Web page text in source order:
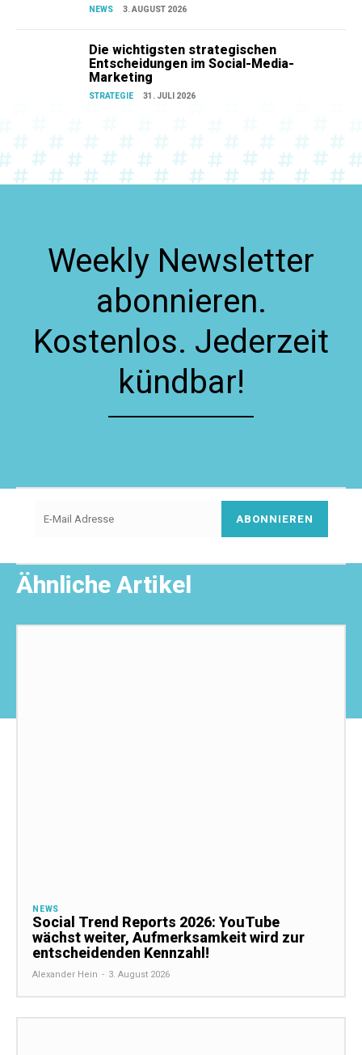
NEWS 3. AUGUST 2026
Die wichtigsten strategischen
Entscheidungen im Social-Media-
Marketing
STRATEGIE 31. JULI 2026
Weekly Newsletter
abonnieren.
Kostenlos. Jederzeit
kündbar!
ABONNIEREN
Ähnliche Artikel
NEWS
Social Trend Reports 2026: YouTube
wächst weiter, Aufmerksamkeit wird zur
entscheidenden Kennzahl!
Alexander Hein - 3. August 2026